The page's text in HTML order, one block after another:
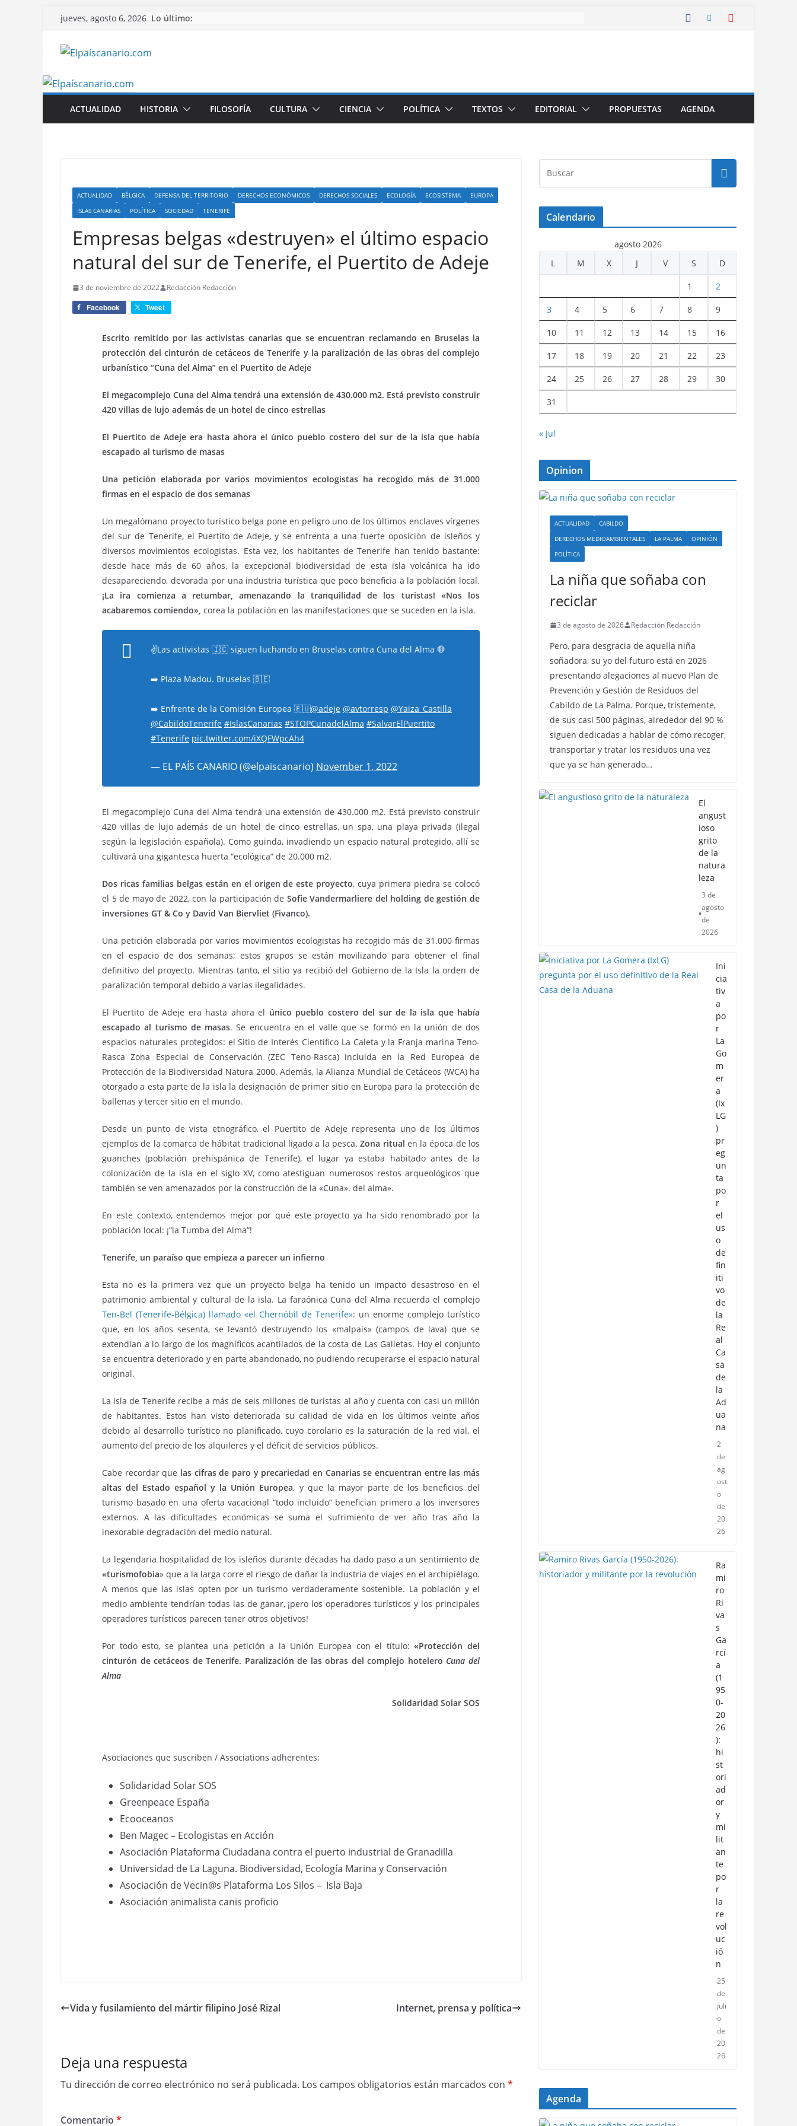
Saltar
contenido
jueves, agosto 6, 2026 Lo último:
ACTUALIDAD HISTORIA FILOSOFÍA CULTURA CIENCIA POLÍTICA TEXTOS EDITORIAL PROPUESTAS AGENDA
ACTUALIDAD BÉLGICA DEFENSA DEL TERRITORIO DERECHOS ECONÓMICOS DERECHOS SOCIALES ECOLOGÍA ECOSISTEMA
EUROPA
ISLAS CANARIAS
POLÍTICA SOCIEDAD TENERIFE
Empresas belgas «destruyen» el último espacio
natural del sur de Tenerife, el Puertito de Adeje
3 de noviembre de 2022 Redacción Redacción
Facebook Tweet
Escrito remitido por las activistas canarias que se encuentran reclamando en Bruselas la
protección del cinturón de cetáceos de Tenerife y la paralización de las obras del complejo
urbanístico “Cuna del Alma” en el Puertito de Adeje
El megacomplejo Cuna del Alma tendrá una extensión de 430.000 m2. Está previsto construir
420 villas de lujo además de un hotel de cinco estrellas
El Puertito de Adeje era hasta ahora el único pueblo costero del sur de la isla que había
escapado al turismo de masas
Una petición elaborada por varios movimientos ecologistas ha recogido más de 31.000
firmas en el espacio de dos semanas
Un megalómano proyecto turístico belga pone en peligro uno de los últimos enclaves vírgenes
del sur de Tenerife, el Puertito de Adeje, y se enfrenta a una fuerte oposición de isleños y
diversos movimientos ecologistas. Esta vez, los habitantes de Tenerife han tenido bastante:
desde hace más de 60 años, la excepcional biodiversidad de esta isla volcánica ha ido
desapareciendo, devorada por una industria turística que poco beneficia a la población local.
¡La ira comienza a retumbar, amenazando la tranquilidad de los turistas! «Nos los
acabaremos comiendo», corea la población en las manifestaciones que se suceden en la isla.
✌️Las activistas 🇮🇨 siguen luchando en Bruselas contra Cuna del Alma 🛑
➡️ Plaza Madou. Bruselas 🇧🇪
➡️ Enfrente de la Comisión Europea 🇪🇺@adeje @avtorresp @Yaiza_Castilla
@CabildoTenerife #IslasCanarias #STOPCunadelAlma #SalvarElPuertito
#Tenerife pic.twitter.com/iXQFWpcAh4
— EL PAÍS CANARIO (@elpaiscanario) November 1, 2022
El megacomplejo Cuna del Alma tendrá una extensión de 430.000 m2. Está previsto construir
420 villas de lujo además de un hotel de cinco estrellas, un spa, una playa privada (ilegal
según la legislación española). Como guinda, invadiendo un espacio natural protegido, allí se
cultivará una gigantesca huerta “ecológica” de 20.000 m2.
Dos ricas familias belgas están en el origen de este proyecto, cuya primera piedra se colocó
el 5 de mayo de 2022, con la participación de Sofie Vandermarliere del holding de gestión de
inversiones GT & Co y David Van Biervliet (Fivanco).
Una petición elaborada por varios movimientos ecologistas ha recogido más de 31.000 firmas
en el espacio de dos semanas; estos grupos se están movilizando para obtener el final
definitivo del proyecto. Mientras tanto, el sitio ya recibió del Gobierno de la Isla la orden de
paralización temporal debido a varias ilegalidades.
El Puertito de Adeje era hasta ahora el único pueblo costero del sur de la isla que había
escapado al turismo de masas. Se encuentra en el valle que se formó en la unión de dos
espacios naturales protegidos: el Sitio de Interés Científico La Caleta y la Franja marina Teno-
Rasca Zona Especial de Conservación (ZEC Teno-Rasca) incluida en la Red Europea de
Protección de la Biodiversidad Natura 2000. Además, la Alianza Mundial de Cetáceos (WCA) ha
otorgado a esta parte de la isla la designación de primer sitio en Europa para la protección de
ballenas y tercer sitio en el mundo.
Desde un punto de vista etnográfico, el Puertito de Adeje representa uno de los últimos
ejemplos de la comarca de hábitat tradicional ligado a la pesca.Zona ritual en la época de los
guanches (población prehispánica de Tenerife), el lugar ya estaba habitado antes de la
colonización de la isla en el siglo XV, como atestiguan numerosos restos arqueológicos que
también se ven amenazados por la construcción de la «Cuna». del alma».
En este contexto, entendemos mejor por qué este proyecto ya ha sido renombrado por la
población local: ¡“la Tumba del Alma”!
Tenerife, un paraíso que empieza a parecer un infierno
Esta no es la primera vez que un proyecto belga ha tenido un impacto desastroso en el
patrimonio ambiental y cultural de la isla. La faraónica Cuna del Alma recuerda el complejo
Ten-Bel (Tenerife-Bélgica) llamado «el Chernóbil de Tenerife»: un enorme complejo turístico
que, en los años sesenta, se levantó destruyendo los «malpais» (campos de lava) que se
extendían a lo largo de los magníficos acantilados de la costa de Las Galletas. Hoy el conjunto
se encuentra deteriorado y en parte abandonado, no pudiendo recuperarse el espacio natural
original.
La isla de Tenerife recibe a más de seis millones de turistas al año y cuenta con casi un millón
de habitantes. Estos han visto deteriorada su calidad de vida en los últimos veinte años
debido al desarrollo turístico no planificado, cuyo corolario es la saturación de la red vial, el
aumento del precio de los alquileres y el déficit de servicios públicos.
Cabe recordar que las cifras de paro y precariedad en Canarias se encuentran entre las más
altas del Estado español y la Unión Europea, y que la mayor parte de los beneficios del
turismo basado en una oferta vacacional “todo incluido” benefician primero a los inversores
externos. A las dificultades económicas se suma el sufrimiento de ver año tras año la
inexorable degradación del medio natural.
La legendaria hospitalidad de los isleños durante décadas ha dado paso a un sentimiento de
«turismofobia» que a la larga corre el riesgo de dañar la industria de viajes en el archipiélago.
A menos que las islas opten por un turismo verdaderamente sostenible. La población y el
medio ambiente tendrían todas las de ganar, ¡pero los operadores turísticos y los principales
operadores turísticos parecen tener otros objetivos!
Por todo esto, se plantea una petición a la Unión Europea con el título:«Protección del
cinturón de cetáceos de Tenerife. Paralización de las obras del complejo hotelero Cuna del
Alma
Solidaridad Solar SOS
Asociaciones que suscriben / Associations adherentes:
Solidaridad Solar SOS
Greenpeace España
Ecooceanos
Ben Magec – Ecologistas en Acción
Asociación Plataforma Ciudadana contra el puerto industrial de Granadilla
Universidad de La Laguna. Biodiversidad, Ecología Marina y Conservación
Asociación de Vecin@s Plataforma Los Silos – Isla Baja
Asociación animalista canis proficio
Vida y fusilamiento del mártir filipino José Rizal Internet, prensa y política
Deja una respuesta
Tu dirección de correo electrónico no será publicada. Los campos obligatorios están marcados con *
Comentario *
Calendario
agosto 2026
L
M X J V S D
1 2
3 4 5 6 7 8 9
10 11 12 13 14 15 16
17 18 19 20 21 22 23
24 25 26 27 28 29 30
31
« Jul
Opinion
ACTUALIDAD
CABILDO
DERECHOS MEDIOAMBIENTALES
LA PALMA
OPINIÓN
POLÍTICA
La niña que soñaba con
reciclar
3 de agosto de 2026 Redacción Redacción
Pero, para desgracia de aquella niña
soñadora, su yo del futuro está en 2026
presentando alegaciones al nuevo Plan de
Prevención y Gestión de Residuos del
Cabildo de La Palma. Porque, tristemente,
de sus casi 500 páginas, alrededor del 90 %
siguen dedicadas a hablar de cómo recoger,
transportar y tratar los residuos una vez
que ya se han generado…
El
angust
ioso
grito
de la
natura
leza
3 de
agosto
de
2026
Ini
cia
tiv
a
po
r
La
Go
m
er
a
(Ix
LG
)
pr
eg
un
ta
po
r
el
us
o
de
fin
iti
vo
de
la
Re
al
Ca
sa
de
la
Ad
ua
na
2
de
ag
ost
o
de
20
26
Ra
mi
ro
Ri
va
s
Ga
rcí
a
(1
95
0-
20
26
):
hi
st
ori
ad
or
y
mi
lit
an
te
po
r
la
re
vol
uc
ió
n
25
de
juli
o
de
20
26
Agenda